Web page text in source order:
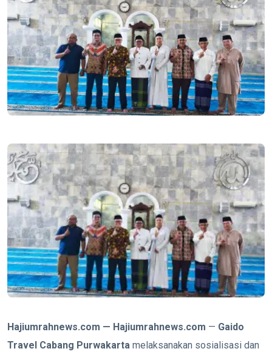
Hajiumrahnews.com — Hajiumrahnews.com — Gaido
Travel Cabang Purwakarta melaksanakan sosialisasi dan